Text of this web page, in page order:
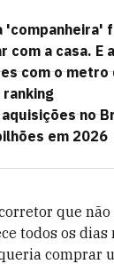
'companheira'
com a casa. E
com o metro
ranking
no
em 2026
que
todos os dias
comprar